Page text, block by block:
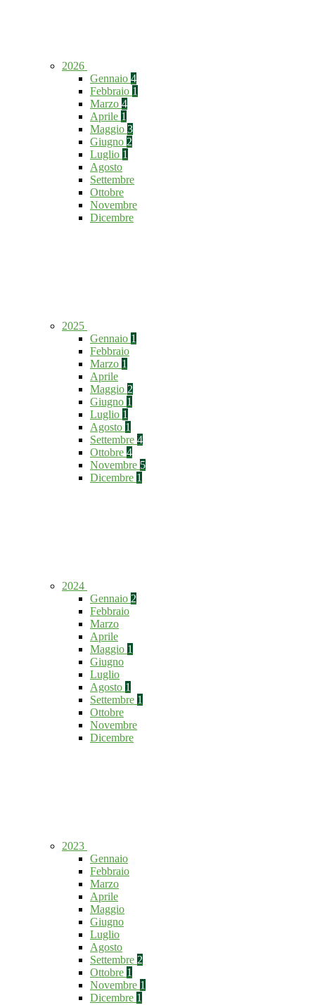
2026
Gennaio 4
Febbraio 1
Marzo 4
Aprile 1
Maggio 3
Giugno 2
Luglio 1
Agosto
Settembre
Ottobre
Novembre
Dicembre
2025
Gennaio 1
Febbraio
Marzo 1
Aprile
Maggio 2
Giugno 1
Luglio 1
Agosto 1
Settembre 4
Ottobre 4
Novembre 5
Dicembre 1
2024
Gennaio 2
Febbraio
Marzo
Aprile
Maggio 1
Giugno
Luglio
Agosto 1
Settembre 1
Ottobre
Novembre
Dicembre
2023
Gennaio
Febbraio
Marzo
Aprile
Maggio
Giugno
Luglio
Agosto
Settembre 2
Ottobre 1
Novembre 1
Dicembre 1